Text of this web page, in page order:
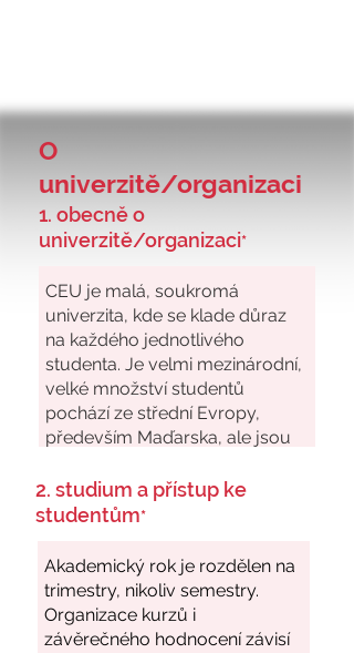
O
univerzitě/organizaci
1. obecně o
univerzitě/organizaci*
2. studium a přístup ke
studentům*